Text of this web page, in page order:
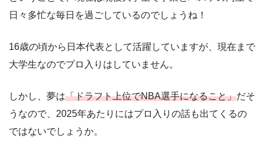
日々多忙な毎日を過ごしているのでしょうね！
16歳の頃から日本代表として活躍していますが、現在まで
大学生なのでプロ入りはしていません。
しかし、夢は「ドラフト上位でNBA選手になること」だそ
うなので、2025年あたりにはプロ入りの話も出てくるの
ではないでしょうか。